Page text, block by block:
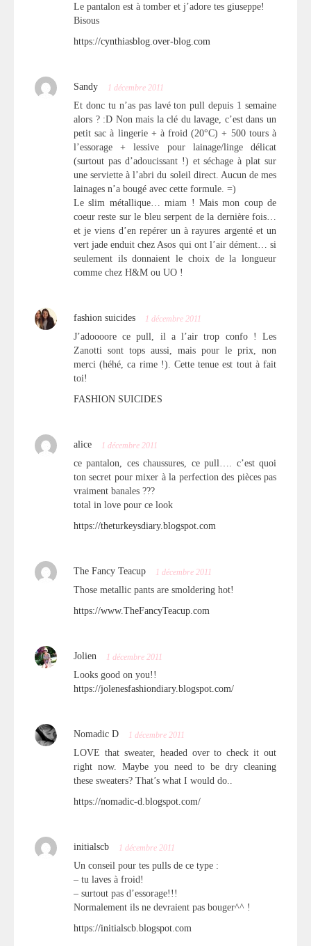
Le pantalon est à tomber et j’adore tes giuseppe!
Bisous
https://cynthiasblog.over-blog.com
Sandy 1 décembre 2011
Et donc tu n’as pas lavé ton pull depuis 1 semaine
alors ? :D Non mais la clé du lavage, c’est dans un
petit sac à lingerie + à froid (20°C) + 500 tours à
l’essorage + lessive pour lainage/linge délicat
(surtout pas d’adoucissant !) et séchage à plat sur
une serviette à l’abri du soleil direct. Aucun de mes
lainages n’a bougé avec cette formule. =)
Le slim métallique… miam ! Mais mon coup de
coeur reste sur le bleu serpent de la dernière fois…
et je viens d’en repérer un à rayures argenté et un
vert jade enduit chez Asos qui ont l’air dément… si
seulement ils donnaient le choix de la longueur
comme chez H&M ou UO !
fashion suicides 1 décembre 2011
J’adoooore ce pull, il a l’air trop confo ! Les
Zanotti sont tops aussi, mais pour le prix, non
merci (héhé, ca rime !). Cette tenue est tout à fait
toi!
FASHION SUICIDES
alice 1 décembre 2011
ce pantalon, ces chaussures, ce pull…. c’est quoi
ton secret pour mixer à la perfection des pièces pas
vraiment banales ???
total in love pour ce look
https://theturkeysdiary.blogspot.com
The Fancy Teacup 1 décembre 2011
Those metallic pants are smoldering hot!
https://www.TheFancyTeacup.com
Jolien 1 décembre 2011
Looks good on you!!
https://jolenesfashiondiary.blogspot.com/
Nomadic D 1 décembre 2011
LOVE that sweater, headed over to check it out
right now. Maybe you need to be dry cleaning
these sweaters? That’s what I would do..
https://nomadic-d.blogspot.com/
initialscb 1 décembre 2011
Un conseil pour tes pulls de ce type :
– tu laves à froid!
– surtout pas d’essorage!!!
Normalement ils ne devraient pas bouger^^ !
https://initialscb.blogspot.com